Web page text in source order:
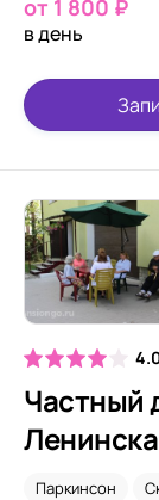
от 1 800 ₽
в день
Частный
Паркинсон